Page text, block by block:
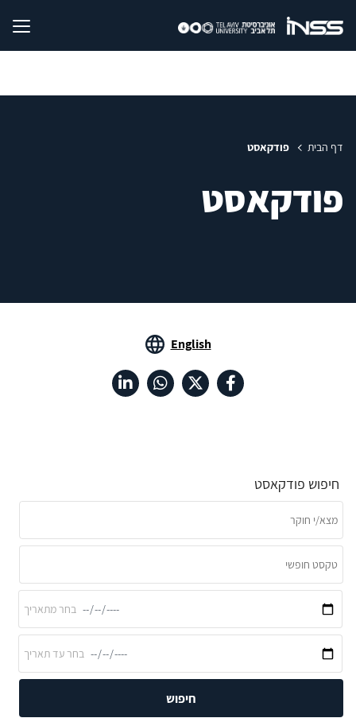
דף הבית פודקאסט
פודקאסט
English
חיפוש פודקאסט
חיפוש